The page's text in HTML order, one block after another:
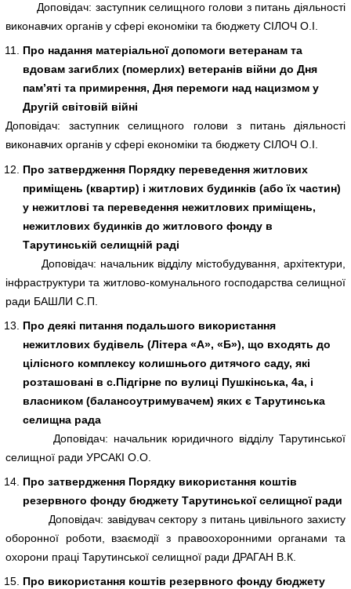
Доповідач: заступник селищного голови з питань діяльності
виконавчих органів у сфері економіки та бюджету СІЛОЧ О.І.
Про надання матеріальної допомоги ветеранам та
вдовам загиблих (померлих) ветеранів війни до Дня
пам’яті та примирення, Дня перемоги над нацизмом у
Другій світовій війні
Доповідач: заступник селищного голови з питань діяльності
виконавчих органів у сфері економіки та бюджету СІЛОЧ О.І.
Про затвердження Порядку переведення житлових
приміщень (квартир) і житлових будинків (або їх частин)
у нежитлові та переведення нежитлових приміщень,
нежитлових будинків до житлового фонду в
Тарутинській селищній раді
Доповідач: начальник відділу містобудування, архітектури,
інфраструктури та житлово-комунального господарства селищної
ради БАШЛИ С.П.
Про деякі питання подальшого використання
нежитлових будівель (Літера «А», «Б»), що входять до
цілісного комплексу колишнього дитячого саду, які
розташовані в с.Підгірне по вулиці Пушкінська, 4а, і
власником (балансоутримувачем) яких є Тарутинська
селищна рада
Доповідач: начальник юридичного відділу Тарутинської
селищної ради УРСАКІ О.О.
Про затвердження Порядку використання коштів
резервного фонду бюджету Тарутинської селищної ради
Доповідач: завідувач сектору з питань цивільного захисту
оборонної роботи, взаємодії з правоохоронними органами та
охорони праці Тарутинської селищної ради ДРАГАН В.К.
Про використання коштів резервного фонду бюджету